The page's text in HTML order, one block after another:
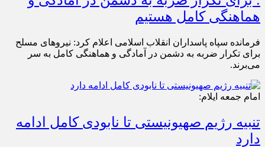
هماهنگی کامل هستیم
فرمانده سپاه پاسداران انقلاب اسلامی اعلام کرد: نیرو‌های مسلح
برای تکرار ضربه به دشمن در آمادگی و هماهنگی کامل به سر
می‌برند.
امام جمعه ایلام:
تنبیه رژیم صهیونیستی تا نابودی کامل ادامه
دارد